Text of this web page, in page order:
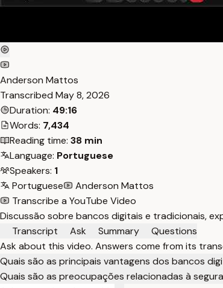
Anderson Mattos
Transcribed May 8, 2026
Duration: 49:16
Words: 7,434
Reading time: 38 min
Language: Portuguese
Speakers: 1
Portuguese
Anderson Mattos
Transcribe a YouTube Video
Discussão sobre bancos digitais e tradicionais,
Transcript
Ask Summary
Questions
Ask about this video. Answers come from its
Quais são as principais vantagens dos bancos
Quais são as preocupações relacionadas à